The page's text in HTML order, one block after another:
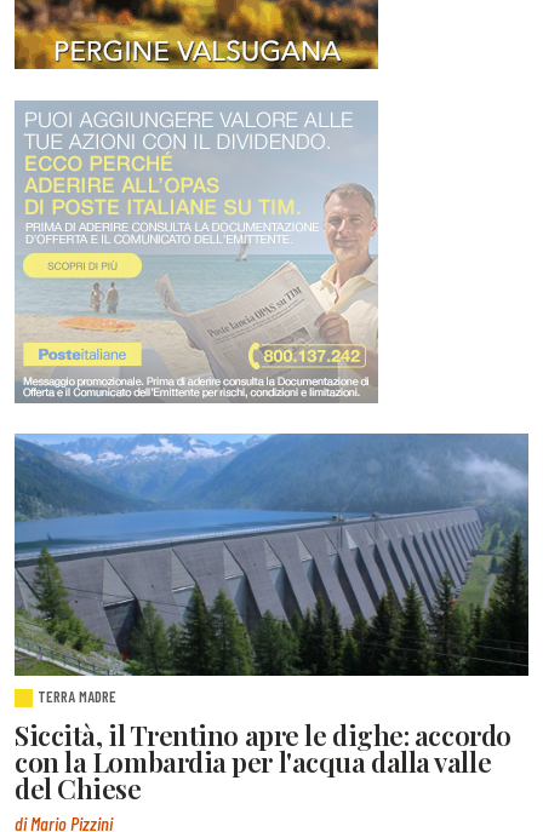
TERRA MADRE
Siccità, il Trentino apre le dighe: accordo
con la Lombardia per l'acqua dalla valle
del Chiese
di Mario Pizzini